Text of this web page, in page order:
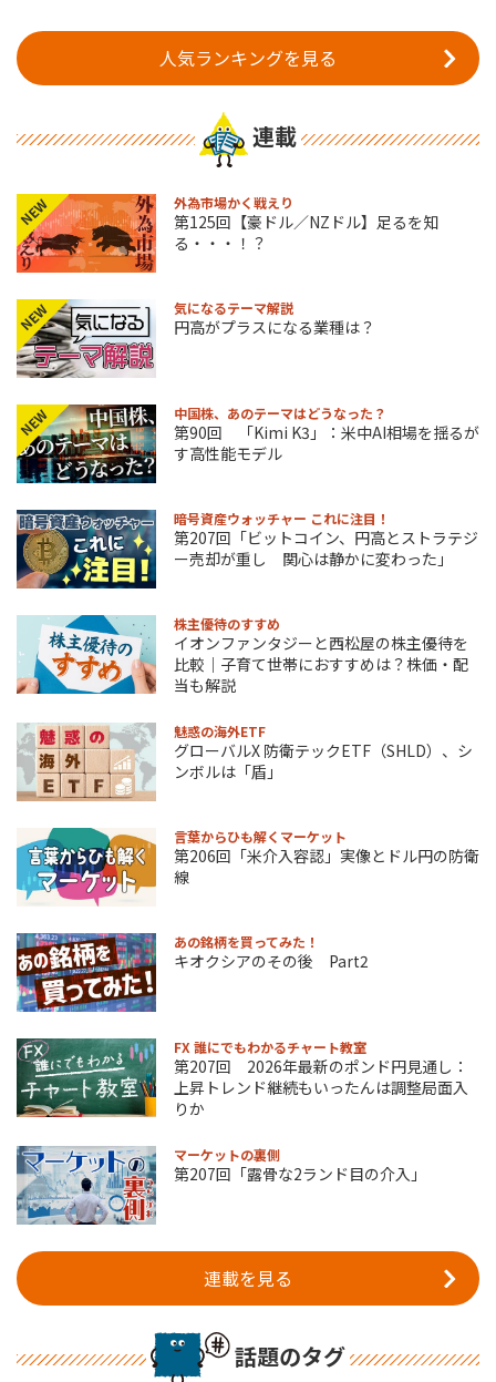
人気ランキングを見る
連載
NEW 外為市場かく戦えり
第125回【豪ドル／NZドル】足るを知
る・・・！？
NEW 気になるテーマ解説
円高がプラスになる業種は？
NEW 中国株、あのテーマはどうなった？
第90回 「Kimi K3」：米中AI相場を揺るが
す高性能モデル
暗号資産ウォッチャー これに注目！
第207回「ビットコイン、円高とストラテジ
ー売却が重し 関心は静かに変わった」
株主優待のすすめ
イオンファンタジーと西松屋の株主優待を
比較｜子育て世帯におすすめは？株価・配
当も解説
魅惑の海外ETF
グローバルX 防衛テックETF（SHLD）、シ
ンボルは「盾」
言葉からひも解くマーケット
第206回「米介入容認」実像とドル円の防衛
線
あの銘柄を買ってみた！
キオクシアのその後 Part2
FX 誰にでもわかるチャート教室
第207回 2026年最新のポンド円見通し：
上昇トレンド継続もいったんは調整局面入
りか
マーケットの裏側
第207回「露骨な2ランド目の介入」
連載を見る
話題のタグ